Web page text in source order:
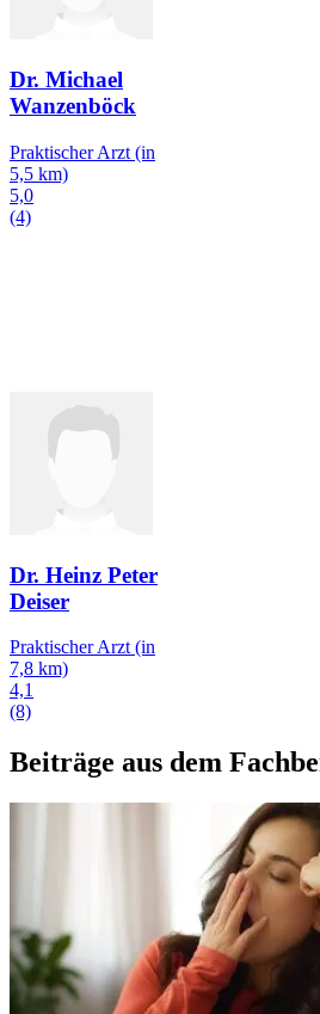
Dr. Michael
Wanzenböck
Praktischer Arzt (in
5,5 km)
5,0
(4)
Dr. Heinz Peter
Deiser
Praktischer Arzt (in
7,8 km)
4,1
(8)
Beiträge aus dem